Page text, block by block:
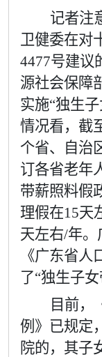
记者注
卫健委在对
4477号建议
源社会保障
实施“独生
情况看，截
个省、自治
订各省老年
带薪照料假
理假在15天
天左右/年。
《广东省
了“独生子
目前，
例》已规定，
院的，其子